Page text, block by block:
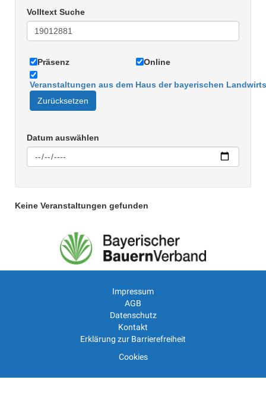
Volltext Suche
Präsenz Online
Veranstaltungen aus dem Haus der bayerischen
Zurücksetzen
Datum auswählen
Keine Veranstaltungen gefunden
Impressum
AGB
Datenschutz
Kontakt
Erklärung zur Barrierefreiheit
Cookies